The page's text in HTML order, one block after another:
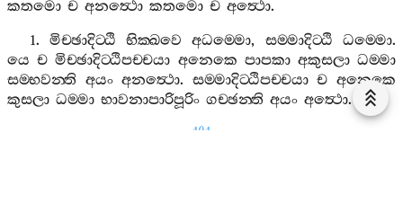
කතමො ච අනත්‍ථො කතමො ච අත්‍ථො.
1. මිච‍්ඡාදිට‍්ඨි භික‍්ඛවෙ අධම‍්මො, සම‍්මාදිට‍්ඨි ධම‍්මො.
යෙ ච මිච‍්ඡාදිට‍්ඨිපච‍්චයා අනෙකෙ පාපකා අකුසලා ධම‍්මා
සම‍්භවන‍්ති අයං අනත්‍ථො. සම‍්මාදිට‍්ඨිපච‍්චයා ච අනෙකෙ
කුසලා ධම‍්මා භාවනාපාරිපූරිං ගච‍්ඡන‍්ති අයං අත්‍ථො.
404